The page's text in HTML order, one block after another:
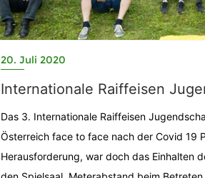
20. Juli 2020
Internationale Raiffeisen
Das 3. Internationale Raiffeisen
Österreich face to face nach der Covid 19
Herausforderung, war doch das Einhalten